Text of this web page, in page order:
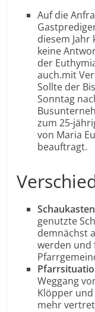
Auf die
diesem
keine
der
auch.mit
Sollte der
Sonntag
zum 25-
von Maria
beauftragt.
genutzte
demnächst
werden und
Weggang
Klöpper
mehr